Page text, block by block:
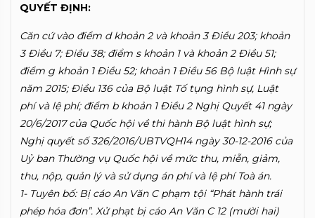
QUYẾT ĐỊNH:
Căn cứ vào điểm d khoản 2 và khoản 3 Điều 203; khoản
3 Điều 7; Điều 38; điểm s khoản 1 và khoản 2 Điều 51;
điểm g khoản 1 Điều 52; khoản 1 Điều 56 Bộ luật Hình sự
năm 2015; Điều 136 của Bộ luật Tố tụng hình sự, Luật
phí và lệ phí; điểm b khoản 1 Điều 2 Nghị Quyết 41 ngày
20/6/2017 của Quốc hội về thi hành Bộ luật hình sự;
Nghị quyết số 326/2016/UBTVQH14 ngày 30-12-2016 của
Uỷ ban Thường vụ Quốc hội về mức thu, miễn, giảm,
thu, nộp, quản lý và sử dụng án phí và lệ phí Toà án.
1- Tuyên bố: Bị cáo An Văn C phạm tội “Phát hành trái
phép hóa đơn”. Xử phạt bị cáo An Văn C 12 (mười hai)